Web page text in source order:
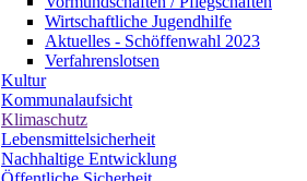
Wirtschaftliche Jugendhilfe
Aktuelles - Schöffenwahl 2023
Verfahrenslotsen
Kultur
Kommunalaufsicht
Klimaschutz
Lebensmittelsicherheit
Nachhaltige Entwicklung